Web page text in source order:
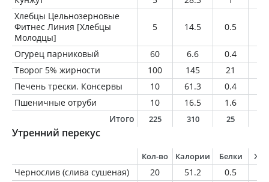
Хлебцы Цельнозерновые
Фитнес Линия [Хлебцы
Молодцы]
5 14.5 0.5
Огурец парниковый 60 6.6 0.4
Творог 5% жирности
100 145 21
Печень трески. Консервы
10 61.3 0.4
Пшеничные отруби
10 16.5 1.6
Итого
225 310 25
Утренний перекус
Кол-во Калории Белки
Чернослив (слива сушеная) 20 51.2 0.5